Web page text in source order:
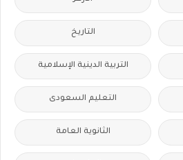
التاريخ
التربية الدينية الإسلامية
التعليم السعودى
الثانوية العامة